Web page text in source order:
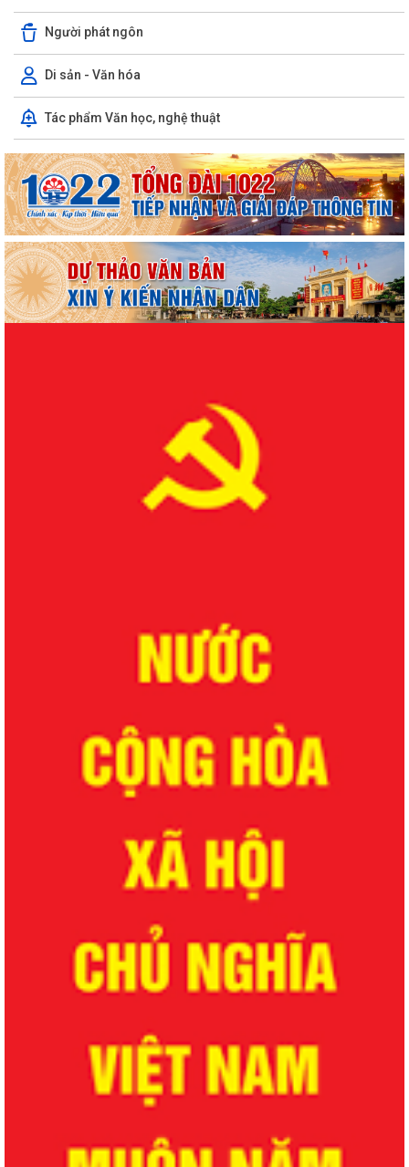
Người phát ngôn
Di sản - Văn hóa
Tác phẩm Văn học, nghệ thuật